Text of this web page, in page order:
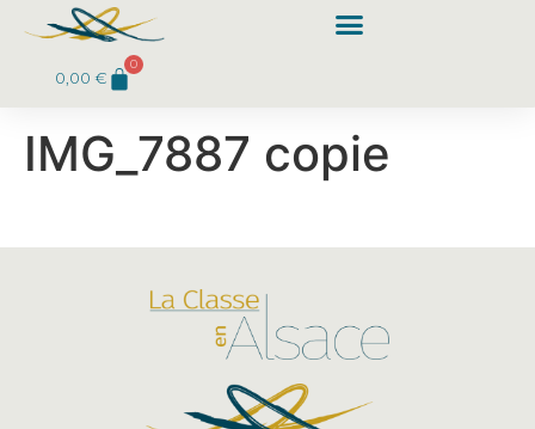
0,00€
0
IMG_7887 copie